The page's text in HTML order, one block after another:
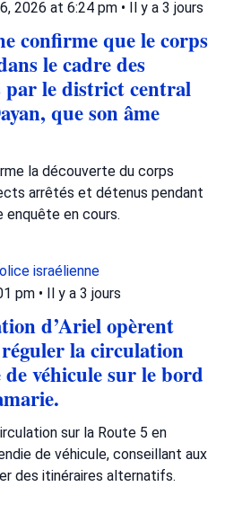
2026 at 6:24 pm • Il y a 3 jours
confirme que le corps
le cadre des
par le district central
que son âme
la découverte du corps
arrêtés et détenus pendant
enquête en cours.
israélienne
pm • Il y a 3 jours
d’Ariel opèrent
la circulation
véhicule sur le bord
sur la Route 5 en
de véhicule, conseillant aux
des itinéraires alternatifs.